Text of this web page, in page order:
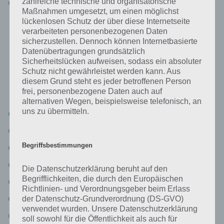
5% Snake
Bild: Junge am Spielautomat
Dies ist wohl einer der Klassiker schlechthin: Donkey Kong, Mario
und Prinzessin Peach – es ebnte den Erfolg für Nintendo und
gehören wie oben schon erwähnt zu den berühmtesten
Videospielcharakteren. Und hier die Lösung:
25% Spiel
15% Junge
12% Spielautomat
11% Spielen
10% Super Mario
5% Leiter
Maßnahmen umgesetzt, um einen möglichst
lückenlosen Schutz der über diese Internetseite
verarbeiteten personenbezogenen Daten
sicherzustellen. Dennoch können Internetbasierte
Datenübertragungen grundsätzlich
Sicherheitslücken aufweisen, sodass ein absoluter
Schutz nicht gewährleistet werden kann. Aus
diesem Grund steht es jeder betroffenen Person
frei, personenbezogene Daten auch auf
alternativen Wegen, beispielsweise telefonisch, an
uns zu übermitteln.
Begriffsbestimmungen
Die Datenschutzerklärung beruht auf den
Begrifflichkeiten, die durch den Europäischen
Richtlinien- und Verordnungsgeber beim Erlass
der Datenschutz-Grundverordnung (DS-GVO)
verwendet wurden. Unsere Datenschutzerklärung
soll sowohl für die Öffentlichkeit als auch für